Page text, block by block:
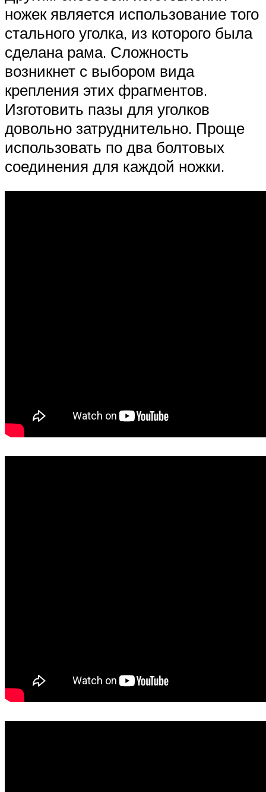
ножек является использование того
стального уголка, из которого была
сделана рама. Сложность
возникнет с выбором вида
крепления этих фрагментов.
Изготовить пазы для уголков
довольно затруднительно. Проще
использовать по два болтовых
соединения для каждой ножки.